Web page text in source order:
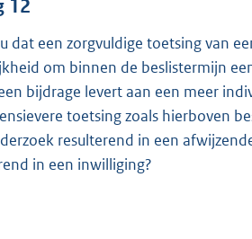
12
dat een zorgvuldige toetsing van
om binnen de beslistermijn
bijdrage levert aan een meer
toetsing zoals hierboven
resulterend in een
in een inwilliging?